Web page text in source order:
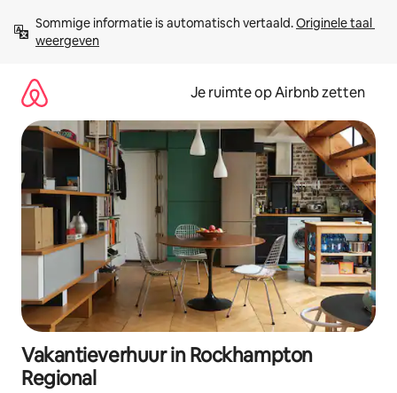
direct
naar
Sommige informatie is automatisch vertaald. Originele taal
weergeven
Je ruimte op Airbnb zetten
Vakantieverhuur in Rockhampton
Regional